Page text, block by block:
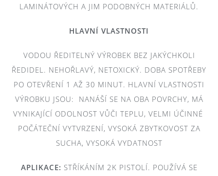
LAMINÁTOVÝCH A JIM PODOBNÝCH MATERIÁLŮ.
HLAVNÍ VLASTNOSTI
VODOU ŘEDITELNÝ VÝROBEK BEZ JAKÝCHKOLI
ŘEDIDEL. NEHOŘLAVÝ, NETOXICKÝ. DOBA SPOTŘEBY
PO OTEVŘENÍ 1 AŽ 30 MINUT. HLAVNÍ VLASTNOSTI
VÝROBKU JSOU: NANÁŠÍ SE NA OBA POVRCHY, MÁ
VYNIKAJÍCÍ ODOLNOST VŮČI TEPLU, VELMI ÚČINNÉ
POČÁTEČNÍ VYTVRZENÍ, VYSOKÁ ZBYTKOVOST ZA
SUCHA, VYSOKÁ VYDATNOST
APLIKACE: STŘÍKÁNÍM 2K PISTOLÍ. POUŽÍVÁ SE